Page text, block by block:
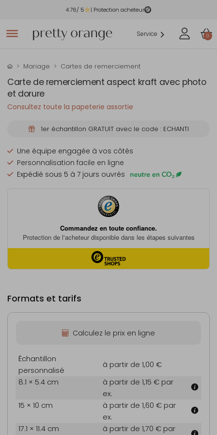
4.76/ 5 | Protection acheteur
Service 0
Mariage Cartes de remerciement
Carte de remerciement aspect kraft avec photo
et dorure
Consultez toute la papeterie assortie
1er échantillon GRATUIT avec le code : ECHANTI
Une équipe engagée à vos côtés
Personnalisation facile en ligne
Expédié sous 5 à 7 jours ouvrés
Formats et tarifs
Calculez le prix en ligne
Échantillon
personnalisé
à partir de 1,00 €
8.1 × 5.4 cm
à partir de 1,15 € par
ex.
15 × 10 cm
à partir de 1,60 € par
ex.
17.1 × 11.4 cm
à partir de 1,70 € par